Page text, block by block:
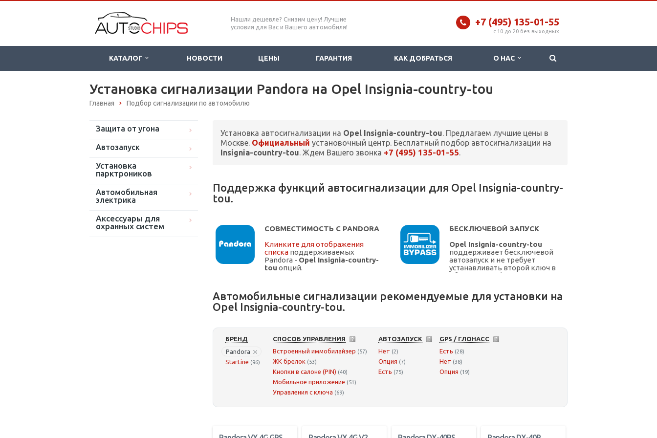
Нашли дешевле? Снизим цену! Лучшие
условия для Вас и Вашего автомобиля!
+7 (495) 135-01-55
c 10 до 20 без выходных
КАТАЛОГ НОВОСТИ ЦЕНЫ ГАРАНТИЯ КАК ДОБРАТЬСЯ О НАС
Установка сигнализации Pandora на Opel Insignia-country-tou
Главная Подбор сигнализации по автомобилю
Защита от угона
Автозапуск
Установка
парктроников
Автомобильная
электрика
Аксессуары для
охранных систем
Установка автосигнализации на Opel Insignia-country-tou. Предлагаем лучшие цены в
Москве. Официальный установочный центр. Бесплатный подбор автосигнализации на
Insignia-country-tou. Ждем Вашего звонка +7 (495) 135-01-55.
Поддержка функций автосигнализации для Opel Insignia-country-
tou.
СОВМЕСТИМОСТЬ С PANDORA
Клинките для отображения
списка поддерживаемых
Pandora - Opel Insignia-country-
tou опций.
БЕСКЛЮЧЕВОЙ ЗАПУСК
Opel Insignia-country-tou
поддерживает бесключевой
автозапуск и не требует
устанавливать второй ключ в
обходчик
Opel
Автомобильные сигнализации рекомендуемые для установки на
Opel Insignia-country-tou.
БРЕНД
Pandora
StarLine (96)
СПОСОБ УПРАВЛЕНИЯ
Встроенный иммобилайзер (57)
ЖК брелок (53)
Кнопки в салоне (PIN) (40)
Мобильное приложение (51)
Управления с ключа (69)
АВТОЗАПУСК
Нет (2)
Опция (7)
Есть (75)
GPS / ГЛОНАСС
Есть (28)
Нет (38)
Опция (19)